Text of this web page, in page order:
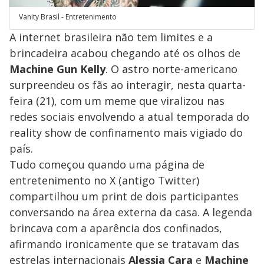
Vanity Brasil - Entretenimento
​A internet brasileira não tem limites e a
brincadeira acabou chegando até os olhos de
Machine Gun Kelly. O astro norte-americano
surpreendeu os fãs ao interagir, nesta quarta-
feira (21), com um meme que viralizou nas
redes sociais envolvendo a atual temporada do
reality show de confinamento mais vigiado do
país.
​Tudo começou quando uma página de
entretenimento no X (antigo Twitter)
compartilhou um print de dois participantes
conversando na área externa da casa. A legenda
brincava com a aparência dos confinados,
afirmando ironicamente que se tratavam das
estrelas internacionais Alessia Cara e Machine